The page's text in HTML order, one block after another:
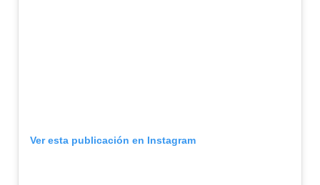
Ver esta publicación en Instagram